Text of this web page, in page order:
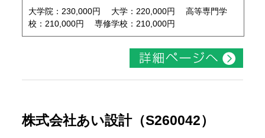
大学院：230,000円 大学：220,000円 高等専門学
校：210,000円 専修学校：210,000円
株式会社あい設計（S260042）